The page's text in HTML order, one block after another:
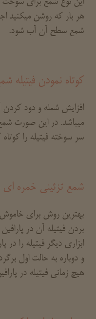
هر بار که روشن میکنید
شمع سطح آن آب شود.
کوتاه نمودن فیتیله
افزایش شعله و دود کردن
میباشد. در این صورت
سر سوخته فیتیله را کوتاه
شمع تزئینی خمره ای
بهترین روش برای
بردن فیتیله آن در
ابزاری دیگر فیتیله را
و دوباره به حالت اول
هیچ زمانی فیتیله در